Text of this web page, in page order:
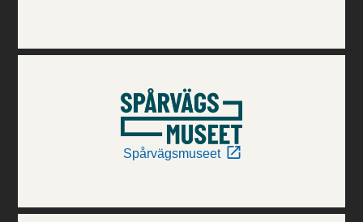
Spårvägsmuseet